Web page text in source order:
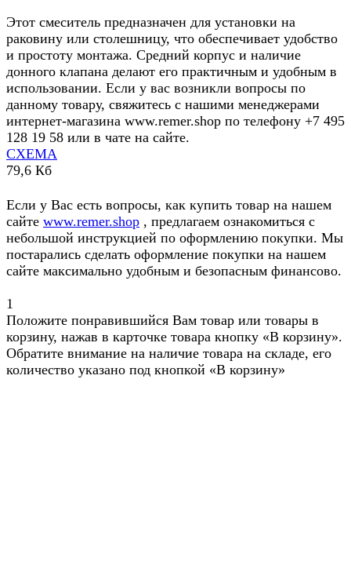
Этот смеситель предназначен для установки на
раковину или столешницу, что обеспечивает удобство
и простоту монтажа. Средний корпус и наличие
донного клапана делают его практичным и удобным в
использовании. Если у вас возникли вопросы по
данному товару, свяжитесь с нашими менеджерами
интернет-магазина www.remer.shop по телефону +7 495
128 19 58 или в чате на сайте.
СХЕМА
79,6 Кб
Если у Вас есть вопросы, как купить товар на нашем
сайте www.remer.shop , предлагаем ознакомиться с
небольшой инструкцией по оформлению покупки. Мы
постарались сделать оформление покупки на нашем
сайте максимально удобным и безопасным финансово.
1
Положите понравившийся Вам товар или товары в
корзину, нажав в карточке товара кнопку «В корзину».
Обратите внимание на наличие товара на складе, его
количество указано под кнопкой «В корзину»